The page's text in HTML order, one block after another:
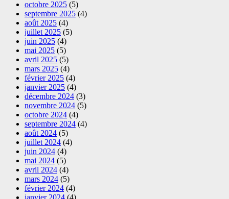
octobre 2025 (5)
septembre 2025 (4)
août 2025 (4)
juillet 2025 (5)
juin 2025 (4)
mai 2025 (5)
avril 2025 (5)
mars 2025 (4)
février 2025 (4)
janvier 2025 (4)
décembre 2024 (3)
novembre 2024 (5)
octobre 2024 (4)
septembre 2024 (4)
août 2024 (5)
juillet 2024 (4)
juin 2024 (4)
mai 2024 (5)
avril 2024 (4)
mars 2024 (5)
février 2024 (4)